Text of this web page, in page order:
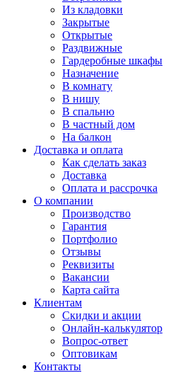
Из кладовки
Закрытые
Открытые
Раздвижные
Гардеробные шкафы
Назначение
В комнату
В нишу
В спальню
В частный дом
На балкон
Доставка и оплата
Как сделать заказ
Доставка
Оплата и рассрочка
О компании
Производство
Гарантия
Портфолио
Отзывы
Реквизиты
Вакансии
Карта сайта
Клиентам
Скидки и акции
Онлайн-калькулятор
Вопрос-ответ
Оптовикам
Контакты